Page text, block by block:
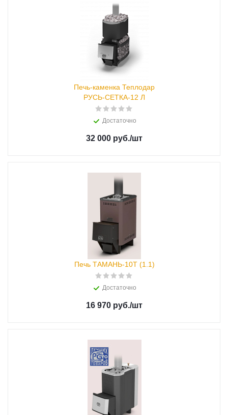
Печь-каменка Теплодар
РУСЬ-СЕТКА-12 Л
Достаточно
32 000 руб./шт
Печь ТАМАНЬ-10Т (1.1)
Достаточно
16 970 руб./шт